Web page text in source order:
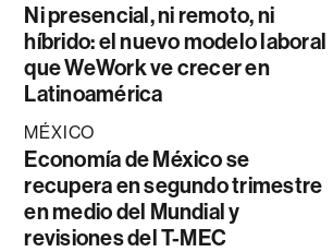
Ni presencial, ni remoto, ni
híbrido: el nuevo modelo laboral
que WeWork ve crecer en
Latinoamérica
MÉXICO
Economía de México se
recupera en segundo trimestre
en medio del Mundial y
revisiones del T-MEC